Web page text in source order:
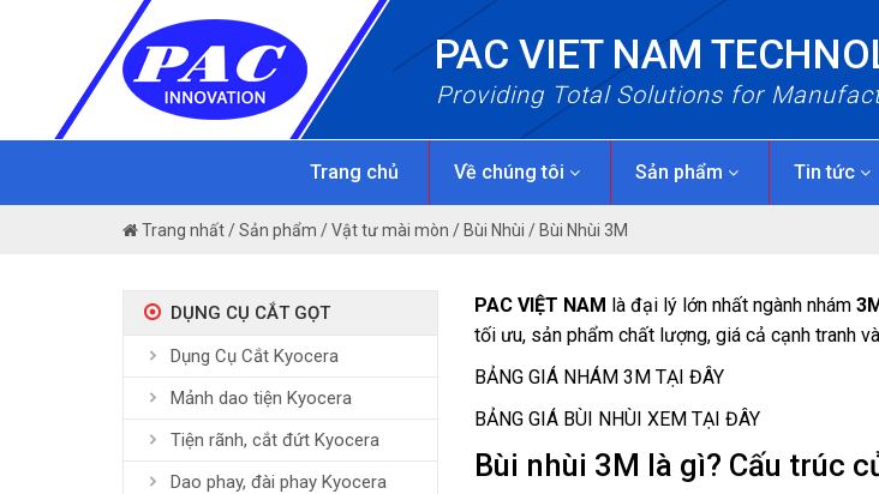
PAC VIET NAM
Providing Total Solutions for
Trang chủ Về chúng tôi Sản phẩm Tin tức
Trang nhất/Sản phẩm /Vật tư mài mòn / Bùi Nhùi / Bùi Nhùi 3M
DỤNG CỤ CẮT GỌT
Dụng Cụ Cắt Kyocera
Mảnh dao tiện Kyocera
Tiện rãnh, cắt đứt Kyocera
Dao phay, đài phay Kyocera
PAC VIỆT NAM là đại lý lớn nhất ngành nhám
tối ưu, sản phẩm chất lượng, giá cả cạnh tranh
BẢNG GIÁ NHÁM 3M TẠI ĐÂY
BẢNG GIÁ BÙI NHÙI XEM TẠI ĐÂY
Bùi nhùi 3M là gì? Cấu trúc